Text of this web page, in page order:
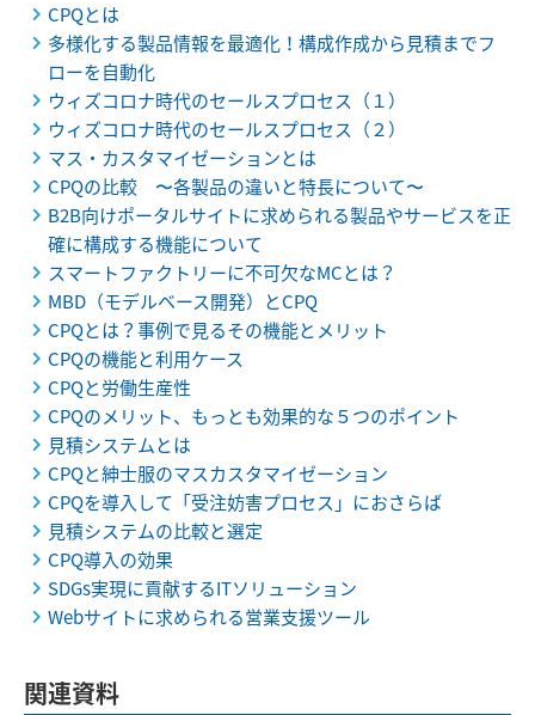
CPQとは
多様化する製品情報を最適化！構成作成から見積までフ
ローを自動化
ウィズコロナ時代のセールスプロセス（１）
ウィズコロナ時代のセールスプロセス（２）
マス・カスタマイゼーションとは
CPQの比較 〜各製品の違いと特長について〜
B2B向けポータルサイトに求められる製品やサービスを正
確に構成する機能について
スマートファクトリーに不可欠なMCとは？
MBD（モデルベース開発）とCPQ
CPQとは？事例で見るその機能とメリット
CPQの機能と利用ケース
CPQと労働生産性
CPQのメリット、もっとも効果的な５つのポイント
見積システムとは
CPQと紳士服のマスカスタマイゼーション
CPQを導入して「受注妨害プロセス」におさらば
見積システムの比較と選定
CPQ導入の効果
SDGs実現に貢献するITソリューション
Webサイトに求められる営業支援ツール
関連資料